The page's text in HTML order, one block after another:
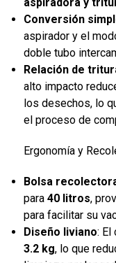
Conversión
aspirador y el
doble tubo
Relación de
alto impacto
los desechos, lo
el proceso de
Ergonomía y
Bolsa
para 40 litros,
para facilitar su
Diseño liviano: El
3.2 kg, lo que